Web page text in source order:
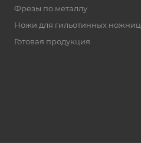
Фрезы по металлу
Ножи для гильотинных ножниц
Готовая продукция